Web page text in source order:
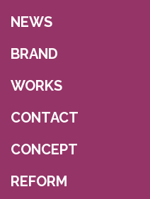
NEWS
BRAND
WORKS
CONTACT
CONCEPT
REFORM